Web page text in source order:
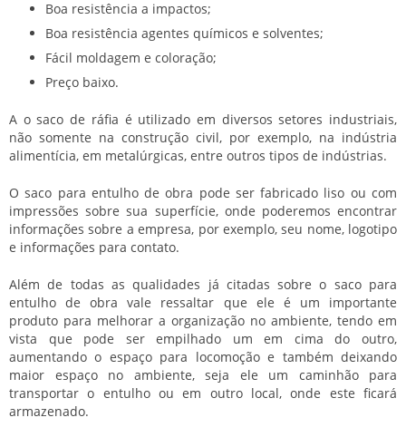
Boa resistência a impactos;
Boa resistência agentes químicos e solventes;
Fácil moldagem e coloração;
Preço baixo.
A o saco de ráfia é utilizado em diversos setores industriais,
não somente na construção civil, por exemplo, na indústria
alimentícia, em metalúrgicas, entre outros tipos de indústrias.
Osaco para entulho de obra pode ser fabricado liso ou com
impressões sobre sua superfície, onde poderemos encontrar
informações sobre a empresa, por exemplo, seu nome, logotipo
e informações para contato.
Além de todas as qualidades já citadas sobre o saco para
entulho de obra vale ressaltar que ele é um importante
produto para melhorar a organização no ambiente, tendo em
vista que pode ser empilhado um em cima do outro,
aumentando o espaço para locomoção e também deixando
maior espaço no ambiente, seja ele um caminhão para
transportar o entulho ou em outro local, onde este ficará
armazenado.